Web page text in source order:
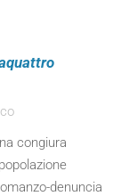
congiura
denuncia